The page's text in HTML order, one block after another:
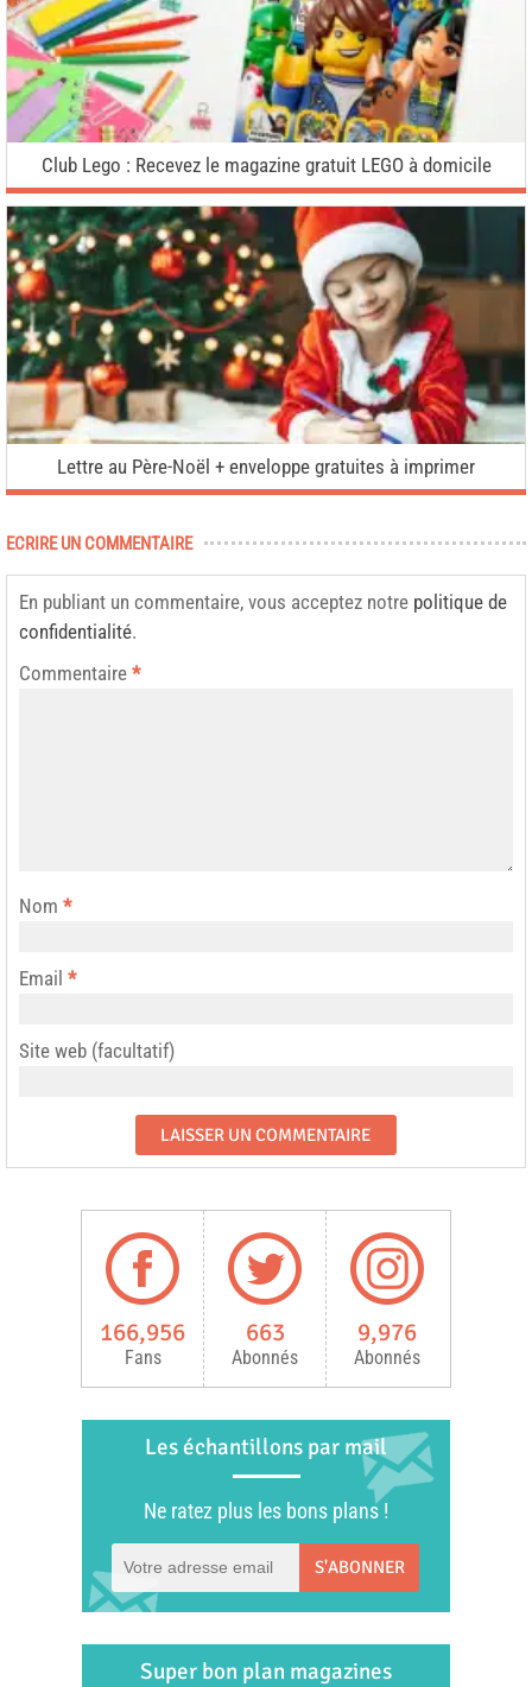
Club Lego : Recevez le magazine gratuit LEGO à domicile
Lettre au Père-Noël + enveloppe gratuites à imprimer
ECRIRE UN COMMENTAIRE
En publiant un commentaire, vous acceptez notre politique de
confidentialité.
Commentaire *
Nom *
Email *
Site web (facultatif)
166,956
Fans
663
Abonnés
9,976
Abonnés
Les échantillons par mail
Ne ratez plus les bons plans !
S'ABONNER
Super bon plan magazines